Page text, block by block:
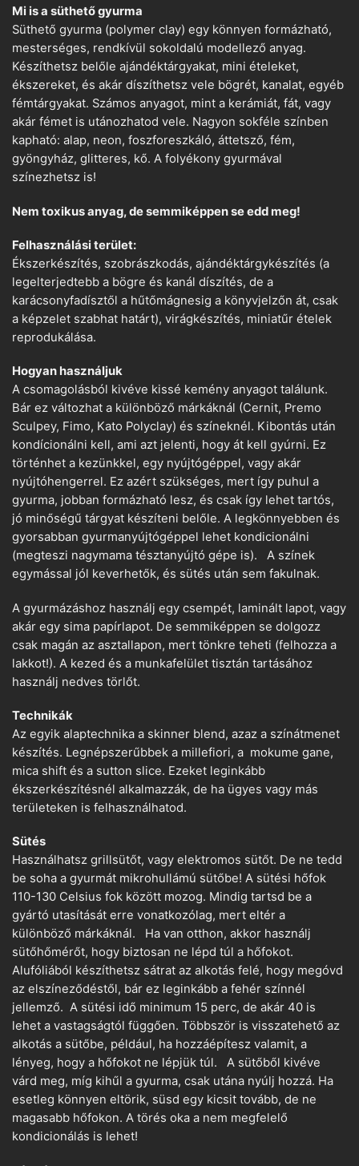
Mi is a süthető gyurma
Süthető gyurma (polymer clay) egy könnyen formázható,
mesterséges, rendkívül sokoldalú modellező anyag.
Készíthetsz belőle ajándéktárgyakat, mini ételeket,
ékszereket, és akár díszíthetsz vele bögrét, kanalat, egyéb
fémtárgyakat. Számos anyagot, mint a kerámiát, fát, vagy
akár fémet is utánozhatod vele. Nagyon sokféle színben
kapható: alap, neon, foszforeszkáló, áttetsző, fém,
gyöngyház, glitteres, kő. A folyékony gyurmával
színezhetsz is!
Nem toxikus anyag, de semmiképpen se edd meg!
Felhasználási terület:
Ékszerkészítés, szobrászkodás, ajándéktárgykészítés (a
legelterjedtebb a bögre és kanál díszítés, de a
karácsonyfadísztől a hűtőmágnesig a könyvjelzőn át, csak
a képzelet szabhat határt), virágkészítés, miniatűr ételek
reprodukálása.
Hogyan használjuk
A csomagolásból kivéve kissé kemény anyagot találunk.
Bár ez változhat a különböző márkáknál (Cernit, Premo
Sculpey, Fimo, Kato Polyclay) és színeknél. Kibontás után
kondícionálni kell, ami azt jelenti, hogy át kell gyúrni. Ez
történhet a kezünkkel, egy nyújtógéppel, vagy akár
nyújtóhengerrel. Ez azért szükséges, mert így puhul a
gyurma, jobban formázható lesz, és csak így lehet tartós,
jó minőségű tárgyat készíteni belőle. A legkönnyebben és
gyorsabban gyurmanyújtógéppel lehet kondicionálni
(megteszi nagymama tésztanyújtó gépe is). A színek
egymással jól keverhetők, és sütés után sem fakulnak.
A gyurmázáshoz használj egy csempét, laminált lapot, vagy
akár egy sima papírlapot. De semmiképpen se dolgozz
csak magán az asztallapon, mert tönkre teheti (felhozza a
lakkot!). A kezed és a munkafelület tisztán tartásához
használj nedves törlőt.
Technikák
Az egyik alaptechnika a skinner blend, azaz a színátmenet
készítés. Legnépszerűbbek a millefiori, a mokume gane,
mica shift és a sutton slice. Ezeket leginkább
ékszerkészítésnél alkalmazzák, de ha ügyes vagy más
területeken is felhasználhatod.
Sütés
Használhatsz grillsütőt, vagy elektromos sütőt. De ne tedd
be soha a gyurmát mikrohullámú sütőbe! A sütési hőfok
110-130 Celsius fok között mozog. Mindig tartsd be a
gyártó utasítását erre vonatkozólag, mert eltér a
különböző márkáknál. Ha van otthon, akkor használj
sütőhőmérőt, hogy biztosan ne lépd túl a hőfokot.
Alufóliából készíthetsz sátrat az alkotás felé, hogy megóvd
az elszíneződéstől, bár ez leginkább a fehér színnél
jellemző. A sütési idő minimum 15 perc, de akár 40 is
lehet a vastagságtól függően. Többször is visszatehető az
alkotás a sütőbe, például, ha hozzáépítesz valamit, a
lényeg, hogy a hőfokot ne lépjük túl. A sütőből kivéve
várd meg, míg kihűl a gyurma, csak utána nyúlj hozzá. Ha
esetleg könnyen eltörik, süsd egy kicsit tovább, de ne
magasabb hőfokon. A törés oka a nem megfelelő
kondicionálás is lehet!